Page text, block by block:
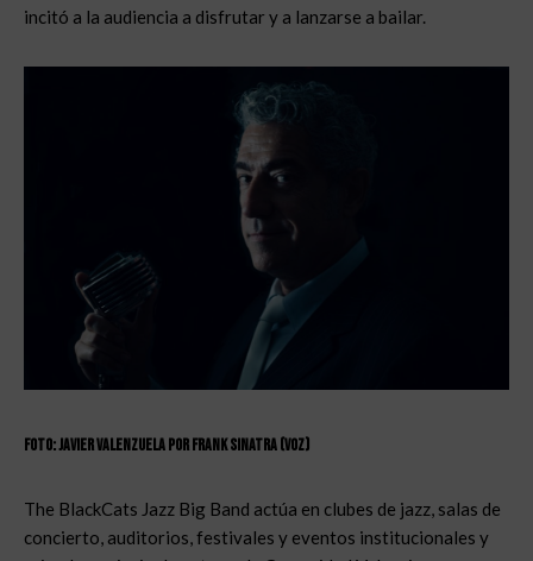
incitó a la audiencia a disfrutar y a lanzarse a bailar.
Foto: Javier Valenzuela por Frank Sinatra (Voz)
The BlackCats Jazz Big Band actúa en clubes de jazz, salas de
concierto, auditorios, festivales y eventos institucionales y